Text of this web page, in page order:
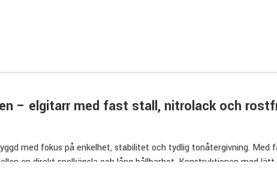
– elgitarr med fast stall, nitrolack och
med fokus på enkelhet, stabilitet och tydlig tonåtergivning. Med
en direkt spelkänsla och lång hållbarhet. Konstruktionen med lätt